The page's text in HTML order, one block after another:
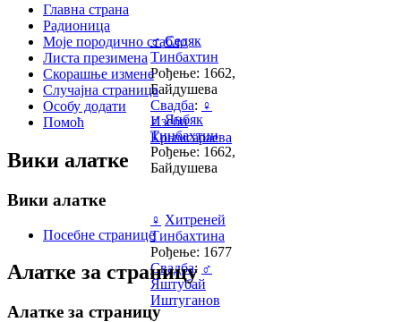
♂ Седяк
Тинбахтин
Рођење: 1662,
Байдушева
Свадба: ♀
Изеби
Крымсараева
♂ Янбяк
Тинбахтин
Рођење: 1662,
Байдушева
♀ Хитреней
Тинбахтина
Рођење: 1677
Свадба: ♂
Яштубай
Иштуганов
Главна страна
Радионица
Моје породично стабло
Листа презимена
Скорашње измене
Случајна страница
Особу додати
Помоћ
Вики алатке
Вики алатке
Посебне странице
Алатке за страницу
Алатке за страницу